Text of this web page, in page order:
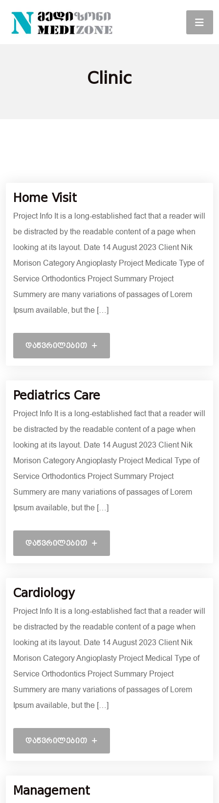
Clinic
Home Visit
Project Info It is a long-established fact that a reader will
be distracted by the readable content of a page when
looking at its layout. Date 14 August 2023 Client Nik
Morison Category Angioplasty Project Medicate Type of
Service Orthodontics Project Summary Project
Summery are many variations of passages of Lorem
Ipsum available, but the […]
ᲓᲐᲬᲕᲠᲘᲚᲔᲑᲘᲗ
Pediatrics Care
Project Info It is a long-established fact that a reader will
be distracted by the readable content of a page when
looking at its layout. Date 14 August 2023 Client Nik
Morison Category Angioplasty Project Medical Type of
Service Orthodontics Project Summary Project
Summery are many variations of passages of Lorem
Ipsum available, but the […]
ᲓᲐᲬᲕᲠᲘᲚᲔᲑᲘᲗ
Cardiology
Project Info It is a long-established fact that a reader will
be distracted by the readable content of a page when
looking at its layout. Date 14 August 2023 Client Nik
Morison Category Angioplasty Project Medical Type of
Service Orthodontics Project Summary Project
Summery are many variations of passages of Lorem
Ipsum available, but the […]
ᲓᲐᲬᲕᲠᲘᲚᲔᲑᲘᲗ
Management